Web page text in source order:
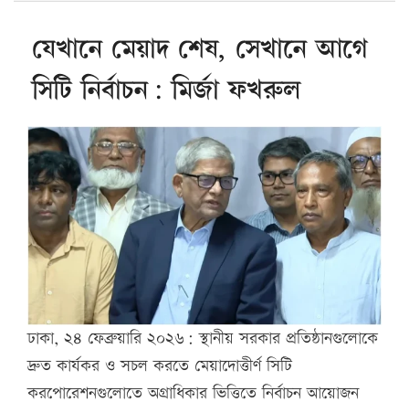
যেখানে মেয়াদ শেষ, সেখানে আগে
সিটি নির্বাচন: মির্জা ফখরুল
ঢাকা, ২৪ ফেব্রুয়ারি ২০২৬: স্থানীয় সরকার প্রতিষ্ঠানগুলোকে
দ্রুত কার্যকর ও সচল করতে মেয়াদোত্তীর্ণ সিটি
করপোরেশনগুলোতে অগ্রাধিকার ভিত্তিতে নির্বাচন আয়োজন